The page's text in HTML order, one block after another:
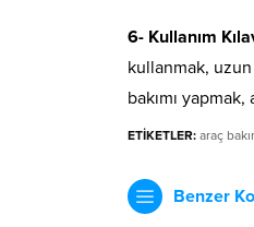
6- Kullanım
kullanmak, uzun
bakımı
ETİKETLER: araç
Benzer